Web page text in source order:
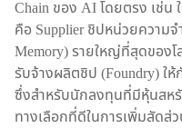
Chain ของ AI โดยตรง เช่น
คือ Supplier ชิปหน่วยความจ
Memory) รายใหญ่ที่สุดของโ
รับจ้างผลิตชิป (Foundry) ใ
ซึ่งสำหรับนักลงทุนที่มีหุ้นสห
ทางเลือกที่ดีในการเพิ่มสัดส่